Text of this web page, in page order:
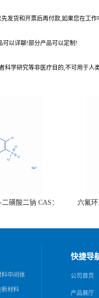
发货和开票后再付款,如果您在工
可以详聊!部分产品可以定制!
科学研究等非医疗目的,不可用于人
磺酸二钠 CAS：
六氟
料中间体
新材料
快捷导
公司首页
产品展厅